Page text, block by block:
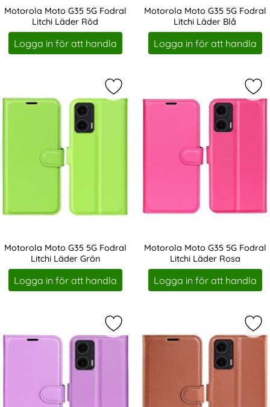
Motorola Moto G35 5G Fodral
Litchi Läder Röd
Art. nr 237167
Logga in för att handla
Motorola Moto G35 5G Fodral
Litchi Läder Blå
Art. nr 237168
Logga in för att handla
Motorola Moto G35 5G Fodral
Litchi Läder Grön
Art. nr 237169
Logga in för att handla
Markera motorola Moto G35 5G
Motorola Moto G35 5G Fodral
Litchi Läder Rosa
Art. nr 237170
Logga in för att handla
Markera motorola Moto G35 5G